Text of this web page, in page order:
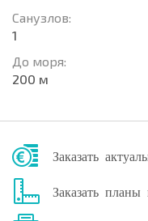
Санузлов:
1
До моря:
200 м
Заказать
Заказать